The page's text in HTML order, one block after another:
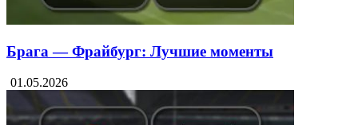
Брага — Фрайбург: Лучшие моменты
01.05.2026